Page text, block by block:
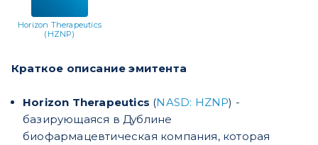
Horizon Therapeutics
(HZNP)
Краткое описание эмитента
Horizon Therapeutics (NASD: HZNP) -
базирующаяся в Дублине
биофармацевтическая компания, которая